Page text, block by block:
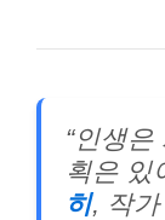
“인생
획은 있
히, 작가